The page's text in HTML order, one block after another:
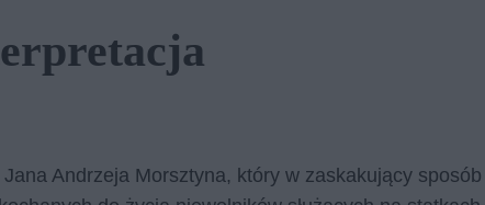
Andrzeja Morsztyna, który w zaskakujący sposób